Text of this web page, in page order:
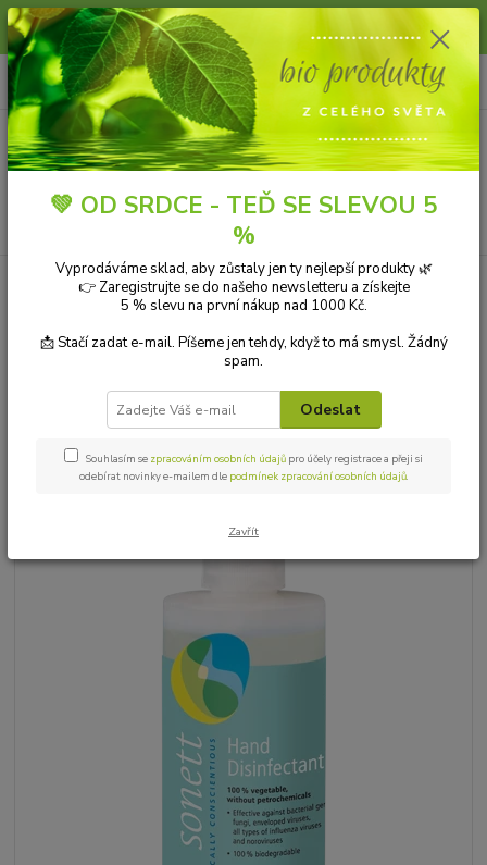
Slunce, koupání a horko dávají vlasům zabrat. Dopřejte jim šetrnou péči s
přírodní vlasovou kosmetikou.
Menu
CZK
+420 606 912 887
9-18:00 hod.
0 ks
za 0,00 Kč
EKOLOGICKÁ DOMÁCNOST
Ekologické dezinfekční prostředky
Sonett Dezinfekční prostředek na ruce 300 ml
Sonett Dezinfekční prostředek na
💚 OD SRDCE - TEĎ SE SLEVOU 5
%
Vyprodáváme sklad, aby zůstaly jen ty nejlepší produkty 🌿
👉 Zaregistrujte se do našeho newsletteru a získejte
5 % slevu na první nákup nad 1000 Kč.
📩 Stačí zadat e-mail. Píšeme jen tehdy, když to má smysl. Žádný
spam.
Odeslat
Souhlasím se zpracováním osobních údajů pro účely registrace a přeji si
odebírat novinky e-mailem dle podmínek zpracování osobních údajů.
Zavřít